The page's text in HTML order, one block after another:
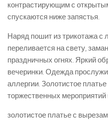
контрастирующим с
спускаются ниже запястья.
Наряд пошит из трикотажа с
переливается на свету,
праздничных огнях. Яркий
вечеринки. Одежда
аллергии. Золотистое
торжественных мероприятий
золотистое платье с